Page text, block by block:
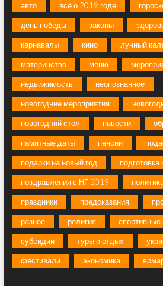
авто всё о 2019 годе
день победы законы
карнавалы кино лунный
материнство меню
недвижимость неопознанное
новогодние мероприятия
новогодний стол новости
памятные даты пенсии
подарки на новый год подготовка
поздравления с НГ 2019
праздники предсказания
разное религия спортивные
субсидии туры и отдых
фестивали экономика